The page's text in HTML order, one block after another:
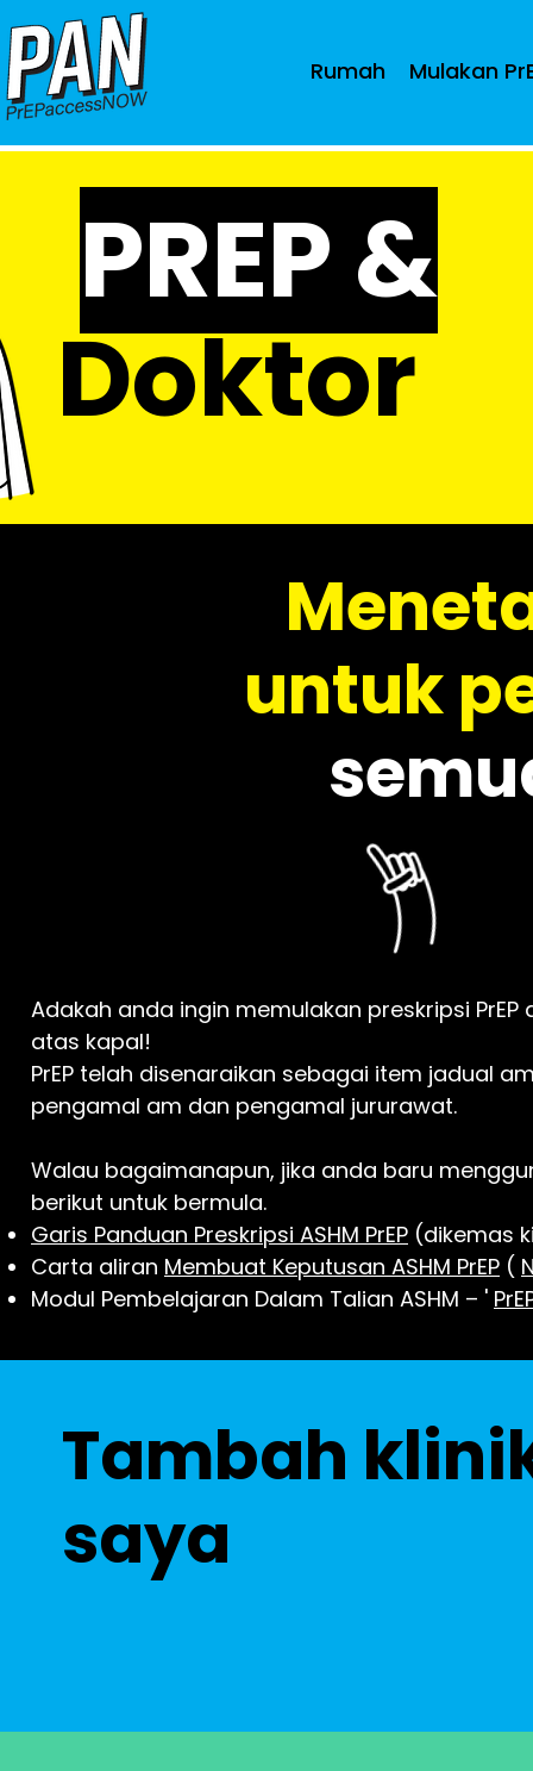
Rumah Mulakan
PREP &
Doktor
untuk
Adakah anda ingin memulakan preskripsi
atas kapal!
PrEP telah disenaraikan sebagai item jadual
pengamal am dan pengamal jururawat.
Walau bagaimanapun, jika anda baru
berikut untuk bermula.
Garis Panduan Preskripsi ASHM PrEP (dikemas
Carta aliran Membuat Keputusan ASHM PrEP (
Modul Pembelajaran Dalam Talian ASHM – '
Tambah
saya